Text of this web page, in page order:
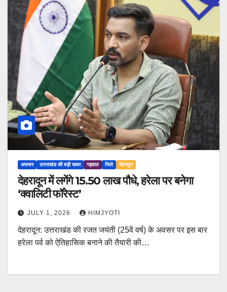
अफसर उत्तराखंड की बड़ी खबर गढ़वाल जिले देहरादून
देहरादून में लगेंगे 15.50 लाख पौधे, हरेला पर बनेगा
‘क्वालिटी फॉरेस्ट’
JULY 1, 2026 HIMJYOTI
देहरादून: उत्तराखंड की रजत जयंती (25वें वर्ष) के अवसर पर इस बार
हरेला पर्व को ऐतिहासिक बनाने की तैयारी की…